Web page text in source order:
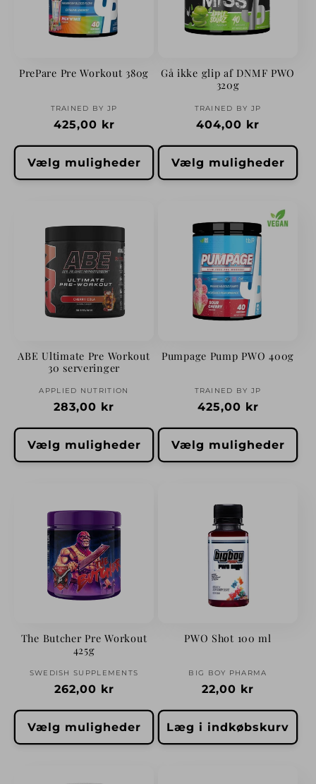
PrePare Pre Workout 380g
Forhandler:TRAINED BY JP
Normalpris
425,00 kr
Vælg muligheder
Gå ikke glip af DNMF PWO
320g
Forhandler:TRAINED BY JP
Normalpris
404,00 kr
Vælg muligheder
ABE Ultimate Pre Workout
30 serveringer
Forhandler:
APPLIED NUTRITION
Normalpris
283,00 kr
Vælg muligheder
Pumpage Pump PWO 400g
Forhandler:TRAINED BY JP
Normalpris
425,00 kr
Vælg muligheder
The Butcher Pre Workout
425g
Forhandler:
SWEDISH SUPPLEMENTS
Normalpris
262,00 kr
Vælg muligheder
PWO Shot 100 ml
Forhandler:
BIG BOY PHARMA
Normalpris
22,00 kr
Læg i indkøbskurv